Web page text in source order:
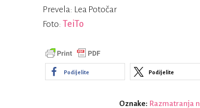
Prevela: Lea Potočar
Foto: TeiTo
Podijelite Podijelite
Oznake: Razmatranja